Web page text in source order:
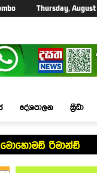
Thursday,
දේශපාලන ක්‍රීඩා
රිමාන්ඩ්